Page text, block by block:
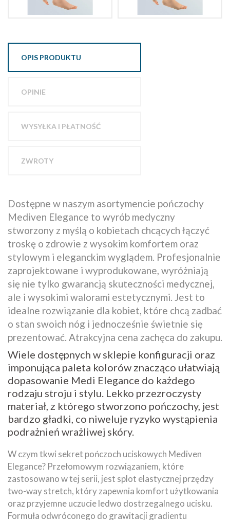
OPIS PRODUKTU
OPINIE
WYSYŁKA I PŁATNOŚĆ
ZWROTY
Dostępne w naszym asortymencie pończochy
Mediven Elegance to wyrób medyczny
stworzony z myślą o kobietach chcących łączyć
troskę o zdrowie z wysokim komfortem oraz
stylowym i eleganckim wyglądem. Profesjonalnie
zaprojektowane i wyprodukowane, wyróżniają
się nie tylko gwarancją skuteczności medycznej,
ale i wysokimi walorami estetycznymi. Jest to
idealne rozwiązanie dla kobiet, które chcą zadbać
o stan swoich nóg i jednocześnie świetnie się
prezentować. Atrakcyjna cena zachęca do zakupu.
Wiele dostępnych w sklepie konfiguracji oraz
imponująca paleta kolorów znacząco ułatwiają
dopasowanie Medi Elegance do każdego
rodzaju stroju i stylu. Lekko przezroczysty
materiał, z którego stworzono pończochy, jest
bardzo gładki, co niweluje ryzyko wystąpienia
podrażnień wrażliwej skóry.
W czym tkwi sekret pończoch uciskowych Mediven
Elegance? Przełomowym rozwiązaniem, które
zastosowano w tej serii, jest splot elastycznej przędzy
two-way stretch, który zapewnia komfort użytkowania
oraz przyjemne uczucie ledwo dostrzegalnego ucisku.
Formuła odwróconego do grawitacji gradientu